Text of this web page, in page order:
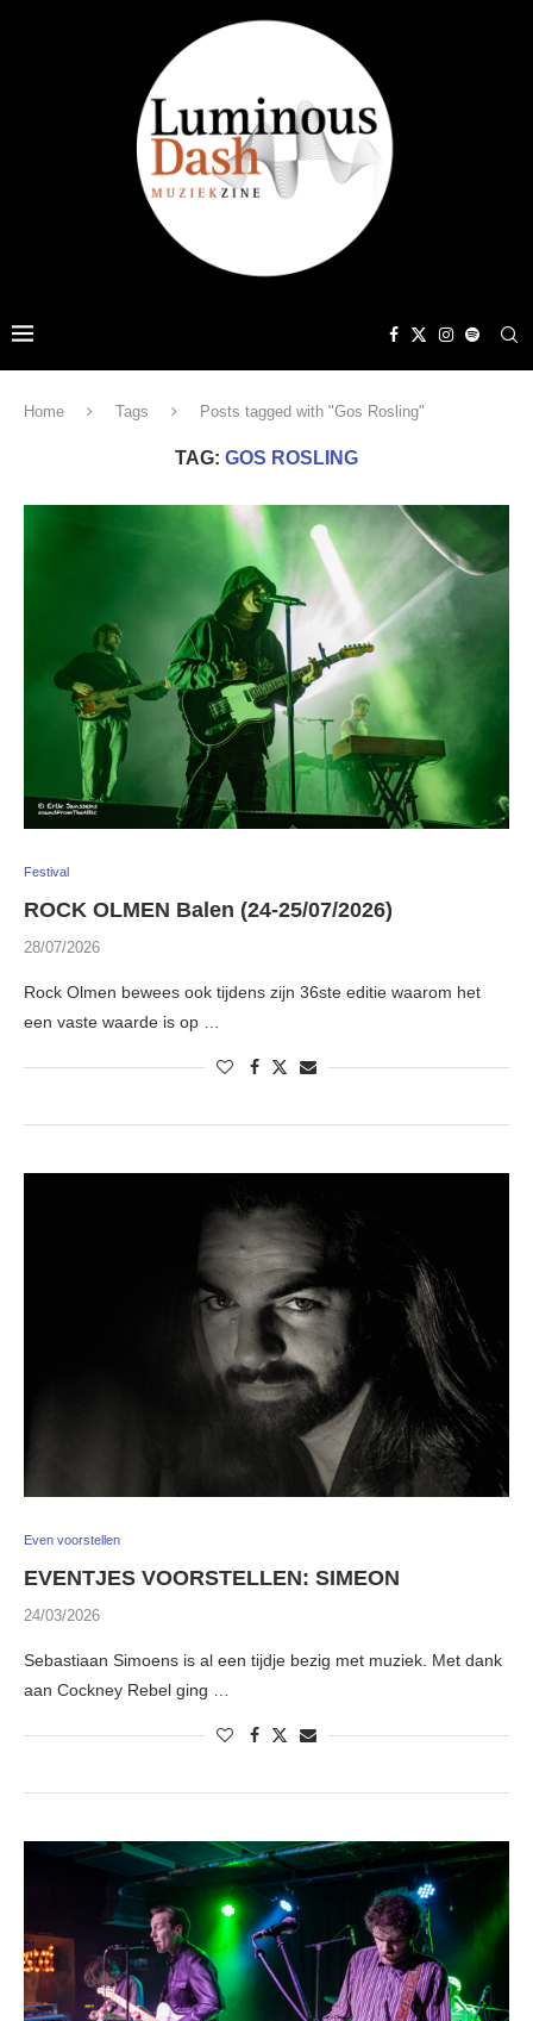
Home Tags Posts tagged with "Gos Rosling"
TAG: GOS ROSLING
Festival
ROCK OLMEN Balen (24-25/07/2026)
28/07/2026
Rock Olmen bewees ook tijdens zijn 36ste editie waarom het
een vaste waarde is op …
Even voorstellen
EVENTJES VOORSTELLEN: SIMEON
24/03/2026
Sebastiaan Simoens is al een tijdje bezig met muziek. Met dank
aan Cockney Rebel ging …